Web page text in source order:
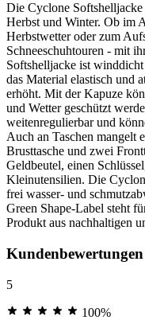
Die Cyclone
Herbst und Winter. Ob im
Herbstwetter oder zum
Schneeschuhtouren - mit
Softshelljacke ist
das Material elastisch und
erhöht. Mit der Kapuze
und Wetter geschützt
weitenregulierbar und
Auch an Taschen mangelt
Brusttasche und zwei
Geldbeutel, einen
Kleinutensilien. Die
frei wasser- und
Green Shape-Label steht
Produkt aus nachhaltigen
Kundenbewertungen
5
100%